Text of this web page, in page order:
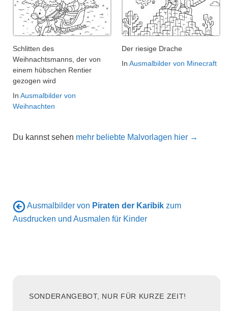
Schlitten des
Weihnachtsmanns, der von
einem hübschen Rentier
gezogen wird
In Ausmalbilder von
Weihnachten
Der riesige Drache
In Ausmalbilder von Minecraft
Du kannst sehen mehr beliebte Malvorlagen hier →
Ausmalbilder von Piraten der Karibik zum
Ausdrucken und Ausmalen für Kinder
SONDERANGEBOT, NUR FÜR KURZE ZEIT!